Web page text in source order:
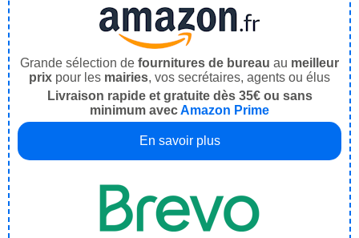
Grande sélection de fournitures de bureau au meilleur
prix pour les mairies, vos secrétaires, agents ou élus
Livraison rapide et gratuite dès 35€ ou sans
minimum avecAmazon Prime
En savoir plus